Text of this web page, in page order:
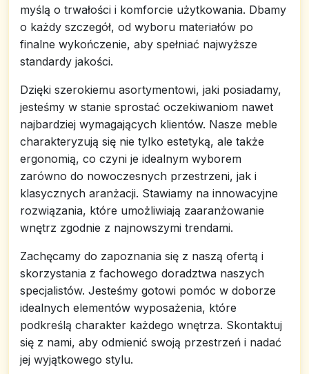
myślą o trwałości i komforcie użytkowania. Dbamy
o każdy szczegół, od wyboru materiałów po
finalne wykończenie, aby spełniać najwyższe
standardy jakości.
Dzięki szerokiemu asortymentowi, jaki posiadamy,
jesteśmy w stanie sprostać oczekiwaniom nawet
najbardziej wymagających klientów. Nasze meble
charakteryzują się nie tylko estetyką, ale także
ergonomią, co czyni je idealnym wyborem
zarówno do nowoczesnych przestrzeni, jak i
klasycznych aranżacji. Stawiamy na innowacyjne
rozwiązania, które umożliwiają zaaranżowanie
wnętrz zgodnie z najnowszymi trendami.
Zachęcamy do zapoznania się z naszą ofertą i
skorzystania z fachowego doradztwa naszych
specjalistów. Jesteśmy gotowi pomóc w doborze
idealnych elementów wyposażenia, które
podkreślą charakter każdego wnętrza. Skontaktuj
się z nami, aby odmienić swoją przestrzeń i nadać
jej wyjątkowego stylu.